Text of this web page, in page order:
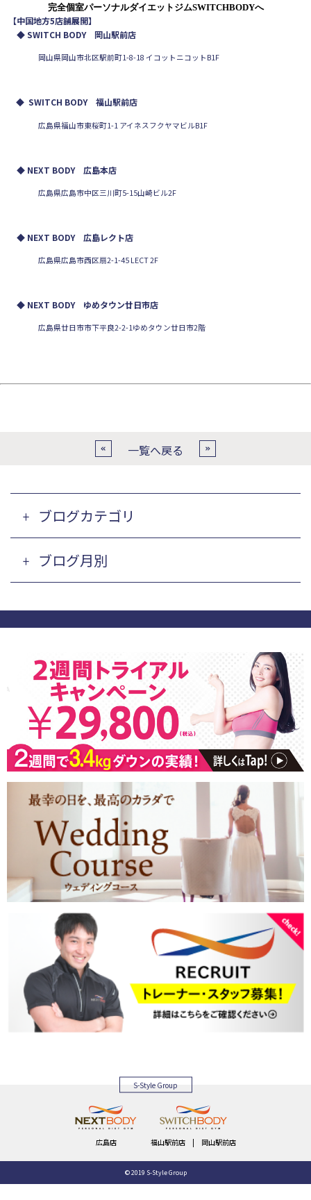
完全個室パーソナルダイエットジムSWITCHBODYへ
【中国地方5店舗展開】
◆ SWITCH BODY 岡山駅前店
岡山県岡山市北区駅前町1-8-18 イコットニコットB1F
◆ SWITCH BODY 福山駅前店
広島県福山市東桜町1-1 アイネスフクヤマビルB1F
◆ NEXT BODY 広島本店
広島県広島市中区三川町5-15山崎ビル2F
◆ NEXT BODY 広島レクト店
広島県広島市西区扇2-1-45 LECT 2F
◆ NEXT BODY ゆめタウン廿日市店
広島県廿日市市下平良2-2-1ゆめタウン廿日市2階
一覧へ戻る
ブログカテゴリ
ブログ月別
S-Style Group
広島店 福山駅前店 | 岡山駅前店
© 2019 S-Style Group